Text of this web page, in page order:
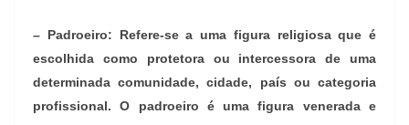
– Padroeiro: Refere-se a uma figura religiosa que é
escolhida como protetora ou intercessora de uma
determinada comunidade, cidade, país ou categoria
profissional. O padroeiro é uma figura venerada e